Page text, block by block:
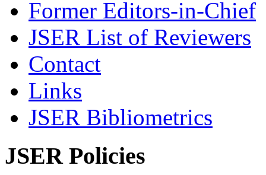
Former Editors-in-Chief
JSER List of Reviewers
Contact
Links
JSER Bibliometrics
JSER Policies